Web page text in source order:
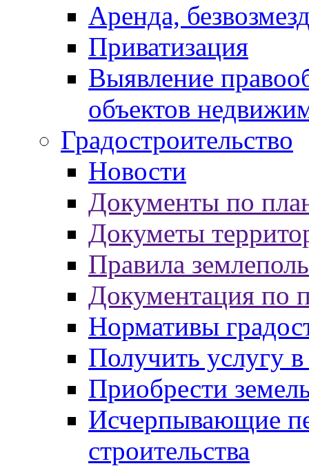
Аренда,
Приватизация
Выявление
объектов
Градостроительство
Новости
Документы по
Докуметы
Правила
Документация по
Нормативы
Получить услугу в
Приобрести
Исчерпывающие
строительства